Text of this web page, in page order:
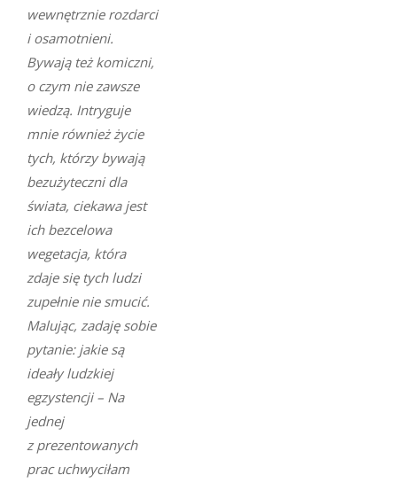
wewnętrznie rozdarci
i osamotnieni.
Bywają też komiczni,
o czym nie zawsze
wiedzą. Intryguje
mnie również życie
tych, którzy bywają
bezużyteczni dla
świata, ciekawa jest
ich bezcelowa
wegetacja, która
zdaje się tych ludzi
zupełnie nie smucić.
Malując, zadaję sobie
pytanie: jakie są
ideały ludzkiej
egzystencji – Na
jednej
z prezentowanych
prac uchwyciłam